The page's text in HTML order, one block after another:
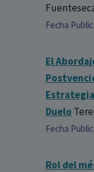
Fecha
El
Duelo
Fecha
Rol del